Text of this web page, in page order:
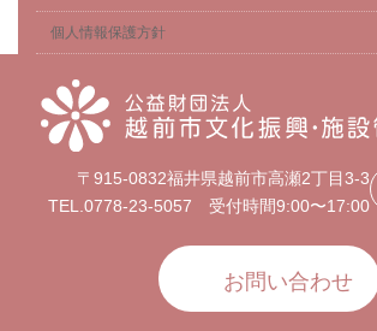
個人情報保護方針
〒915-0832福井県越前市高瀬2丁目3-3
TEL.0778-23-5057 受付時間9:00〜17:00
お問い合わせ